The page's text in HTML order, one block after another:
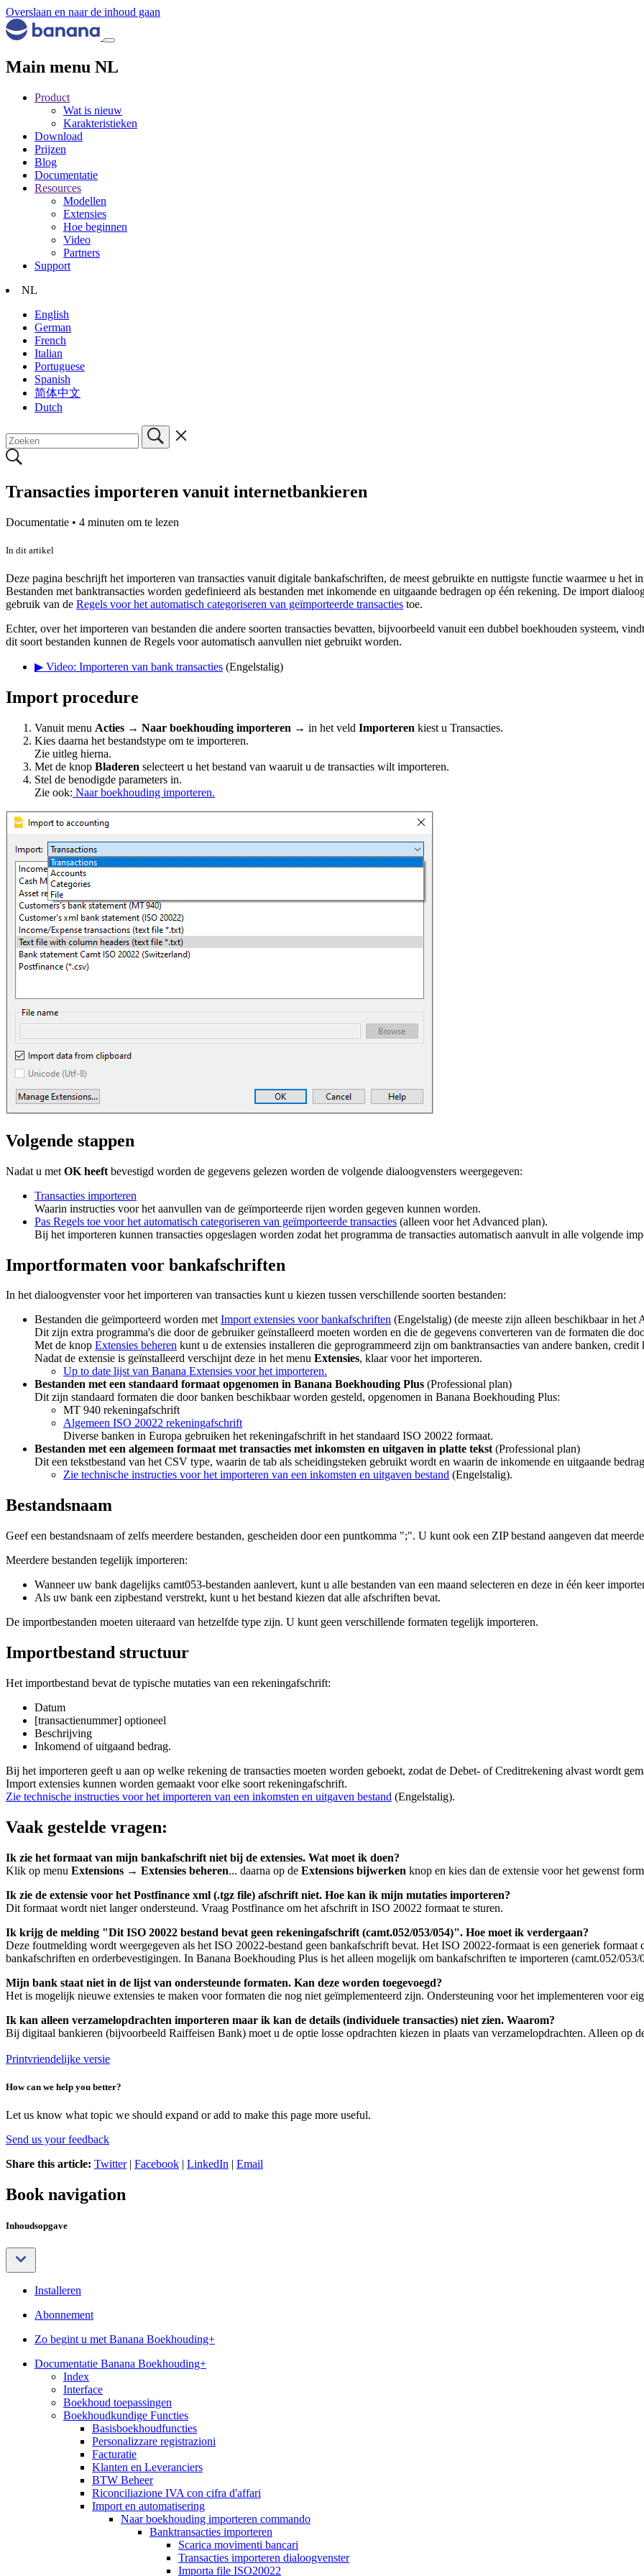
Overslaan en naar de inhoud gaan
Main menu NL
Product
Wat is nieuw
Karakteristieken
Download
Prijzen
Blog
Documentatie
Resources
Modellen
Extensies
Hoe beginnen
Video
Partners
Support
NL
English
German
French
Italian
Portuguese
Spanish
简体中文
Dutch
Transacties importeren vanuit internetbankieren
Documentatie • 4 minuten om te lezen
In dit artikel
Deze pagina beschrijft het importeren van transacties vanuit digitale bankafschriften, de meest gebruikte en nuttigste functie waarmee u het
Bestanden met banktransacties worden gedefinieerd als bestanden met inkomende en uitgaande bedragen op één rekening. De import
gebruik van de Regels voor het automatisch categoriseren van geïmporteerde transacties toe.
Echter, over het importeren van bestanden die andere soorten transacties bevatten, bijvoorbeeld vanuit een dubbel boekhouden systeem,
dit soort bestanden kunnen de Regels voor automatisch aanvullen niet gebruikt worden.
▶ Video: Importeren van bank transacties (Engelstalig)
Import procedure
Vanuit menu Acties → Naar boekhouding importeren → in het veld Importeren kiest u Transacties.
Kies daarna het bestandstype om te importeren.
Zie uitleg hierna.
Met de knop Bladeren selecteert u het bestand van waaruit u de transacties wilt importeren.
Stel de benodigde parameters in.
Zie ook: Naar boekhouding importeren.
Volgende stappen
Nadat u met OK heeft bevestigd worden de gegevens gelezen worden de volgende dialoogvensters weergegeven:
Transacties importeren
Waarin instructies voor het aanvullen van de geïmporteerde rijen worden gegeven kunnen worden.
Pas Regels toe voor het automatisch categoriseren van geïmporteerde transacties (alleen voor het Advanced plan).
Bij het importeren kunnen transacties opgeslagen worden zodat het programma de transacties automatisch aanvult in alle volgende
Importformaten voor bankafschriften
In het dialoogvenster voor het importeren van transacties kunt u kiezen tussen verschillende soorten bestanden:
Bestanden die geïmporteerd worden metImport extensies voor bankafschriften (Engelstalig) (de meeste zijn alleen beschikbaar in het
Dit zijn extra programma's die door de gebruiker geïnstalleerd moeten worden en die de gegevens converteren van de formaten die
Met de knop Extensies beheren kunt u de extensies installeren die geprogrammeerd zijn om banktransacties van andere banken,
Nadat de extensie is geïnstalleerd verschijnt deze in het menu Extensies, klaar voor het importeren.
Up to date lijst van Banana Extensies voor het importeren.
Bestanden met een standaard formaat opgenomen in Banana Boekhouding Plus (Professional plan)
Dit zijn standaard formaten die door banken beschikbaar worden gesteld, opgenomen in Banana Boekhouding Plus:
MT 940 rekeningafschrift
Algemeen ISO 20022 rekeningafschrift
Diverse banken in Europa gebruiken het rekeningafschrift in het standaard ISO 20022 formaat.
Bestanden met een algemeen formaat met transacties met inkomsten en uitgaven in platte tekst(Professional plan)
Dit een tekstbestand van het CSV type, waarin de tab als scheidingsteken gebruikt wordt en waarin de inkomende en uitgaande
Zie technische instructies voor het importeren van een inkomsten en uitgaven bestand (Engelstalig).
Bestandsnaam
Geef een bestandsnaam of zelfs meerdere bestanden, gescheiden door een puntkomma ";". U kunt ook een ZIP bestand aangeven dat
Meerdere bestanden tegelijk importeren:
Wanneer uw bank dagelijks camt053-bestanden aanlevert, kunt u alle bestanden van een maand selecteren en deze in één keer
Als uw bank een zipbestand verstrekt, kunt u het bestand kiezen dat alle afschriften bevat.
De importbestanden moeten uiteraard van hetzelfde type zijn. U kunt geen verschillende formaten tegelijk importeren.
Importbestand structuur
Het importbestand bevat de typische mutaties van een rekeningafschrift:
Datum
[transactienummer] optioneel
Beschrijving
Inkomend of uitgaand bedrag.
Bij het importeren geeft u aan op welke rekening de transacties moeten worden geboekt, zodat de Debet- of Creditrekening alvast wordt
Import extensies kunnen worden gemaakt voor elke soort rekeningafschrift.
Zie technische instructies voor het importeren van een inkomsten en uitgaven bestand (Engelstalig).
Vaak gestelde vragen:
Ik zie het formaat van mijn bankafschrift niet bij de extensies. Wat moet ik doen?
Klik op menu Extensions → Extensies beheren... daarna op de Extensions bijwerken knop en kies dan de extensie voor het gewenst
Ik zie de extensie voor het Postfinance xml (.tgz file) afschrift niet. Hoe kan ik mijn mutaties importeren?
Dit formaat wordt niet langer ondersteund. Vraag Postfinance om het afschrift in ISO 20022 formaat te sturen.
Ik krijg de melding "Dit ISO 20022 bestand bevat geen rekeningafschrift (camt.052/053/054)". Hoe moet ik verdergaan?
Deze foutmelding wordt weergegeven als het ISO 20022-bestand geen bankafschrift bevat. Het ISO 20022-formaat is een generiek formaat
bankafschriften en orderbevestigingen. In Banana Boekhouding Plus is het alleen mogelijk om bankafschriften te importeren (camt.052/053/
Mijn bank staat niet in de lijst van ondersteunde formaten. Kan deze worden toegevoegd?
Het is mogelijk nieuwe extensies te maken voor formaten die nog niet geïmplementeerd zijn. Ondersteuning voor het implementeren voor
Ik kan alleen verzamelopdrachten importeren maar ik kan de details (individuele transacties) niet zien. Waarom?
Bij digitaal bankieren (bijvoorbeeld Raiffeisen Bank) moet u de optie losse opdrachten kiezen in plaats van verzamelopdrachten. Alleen op
Printvriendelijke versie
How can we help you better?
Let us know what topic we should expand or add to make this page more useful.
Send us your feedback
Share this article: Twitter| Facebook | LinkedIn | Email
Book navigation
Inhoudsopgave
Installeren
Abonnement
Zo begint u met Banana Boekhouding+
Documentatie Banana Boekhouding+
Index
Interface
Boekhoud toepassingen
Boekhoudkundige Functies
Basisboekhoudfuncties
Personalizzare registrazioni
Facturatie
Klanten en Leveranciers
BTW Beheer
Riconciliazione IVA con cifra d'affari
Import en automatisering
Naar boekhouding importeren commando
Banktransacties importeren
Scarica movimenti bancari
Transacties importeren dialoogvenster
Importa file ISO20022